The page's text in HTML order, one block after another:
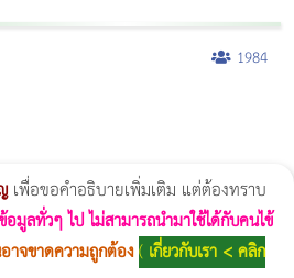
1984
เพื่อขอคำอธิบายเพิ่มเติม แต่ต้องทราบ
มูลทั่วๆ ไป ไม่สามารถนำมาใช้ได้กับคนไข้
จขาดความถูกต้อง( เกี่ยวกับเรา < คลิก